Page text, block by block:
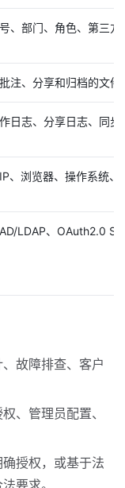
、部门、角色、第三方
注、分享和归档的文件
日志、分享日志、同步
、浏览器、操作系统、
LDAP、OAuth2.0
故障排查、客户
、管理员配置、
授权，或基于法
要求。